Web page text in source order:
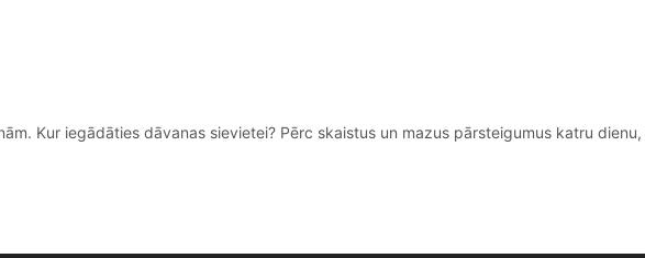
Kur iegādāties dāvanas sievietei? Pērc skaistus un mazus pārsteigumus katru